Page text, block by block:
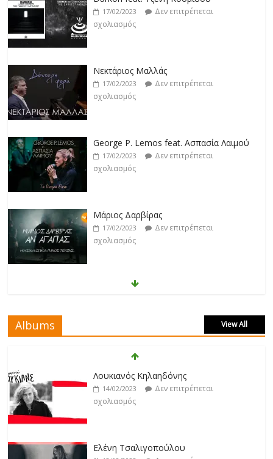
Δεν επιτρέπεται
σχολιασμός
Νεκτάριος Μαλλάς
17/02/2023
Δεν επιτρέπεται
σχολιασμός
George P. Lemos feat. Ασπασία Λαιμού
17/02/2023
Δεν επιτρέπεται
σχολιασμός
Μάριος Δαρβίρας
17/02/2023
Δεν επιτρέπεται
σχολιασμός
Άρτεμις Ρέντζιου
σχολιασμός
σχολιασμός
Albums View All
Λουκιανός Κηλαηδόνης
14/02/2023
Δεν επιτρέπεται
σχολιασμός
Ελένη Τσαλιγοπούλου
13/02/2023
Δεν επιτρέπεται